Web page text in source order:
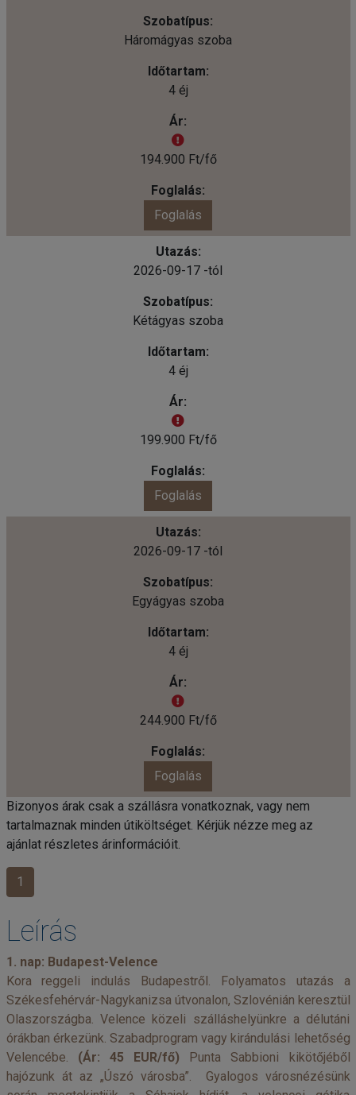
Háromágyas szoba
4 éj
194.900 Ft/fő
Foglalás
2026-09-17 -tól
Kétágyas szoba
4 éj
199.900 Ft/fő
Foglalás
2026-09-17 -tól
Egyágyas szoba
4 éj
244.900 Ft/fő
Foglalás
Bizonyos árak csak a szállásra vonatkoznak, vagy nem
tartalmaznak minden útiköltséget. Kérjük nézze meg az
ajánlat részletes árinformációit.
1
Leírás
1. nap: Budapest-Velence
Kora reggeli indulás Budapestről. Folyamatos utazás a
Székesfehérvár-Nagykanizsa útvonalon, Szlovénián keresztül
Olaszországba. Velence közeli szálláshelyünkre a délutáni
órákban érkezünk. Szabadprogram vagy kirándulási lehetőség
Velencébe. (Ár: 45 EUR/fő) Punta Sabbioni kikötőjéből
hajózunk át az „Úszó városba”. Gyalogos városnézésünk